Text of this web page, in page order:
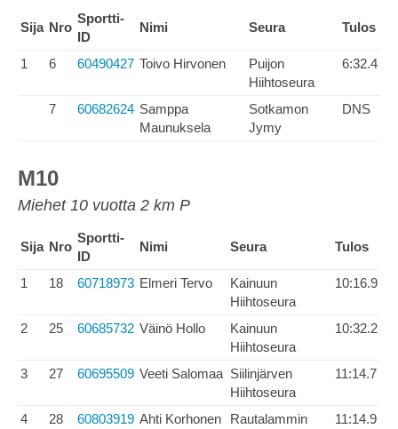
Sija Nro
Sportti-
ID
Nimi Seura Tulos
1 6 60490427 Toivo Hirvonen
Puijon
Hiihtoseura
6:32.4
7 60682624 Samppa
Maunuksela
Sotkamon
Jymy
DNS
M10
Miehet 10 vuotta 2 km P
Sija Nro
Sportti-
ID
Nimi Seura Tulos
1 18 60718973 Elmeri Tervo
Kainuun
Hiihtoseura
10:16.9
2 25 60685732 Väinö Hollo
Kainuun
Hiihtoseura
10:32.2
3 27 60695509 Veeti Salomaa Siilinjärven
Hiihtoseura
11:14.7
4 28 60803919 Ahti Korhonen
Rautalammin
11:14.9